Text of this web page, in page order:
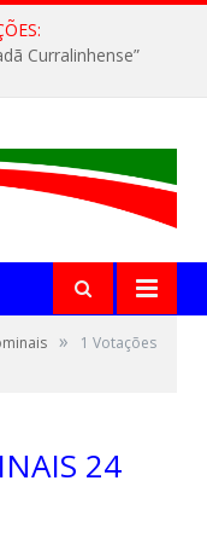
Curralinhense”
»
1 Votações
24